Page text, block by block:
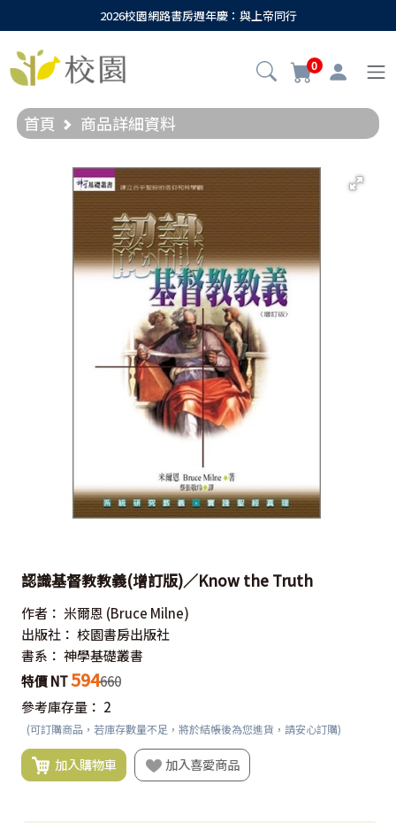
2026校園網路書房週年慶：與上帝同行
0
首頁 商品詳細資料
認識基督教教義(增訂版)／Know the Truth
作者： 米爾恩 (Bruce Milne)
出版社： 校園書房出版社
書系： 神學基礎叢書
特價 NT594660
參考庫存量： 2
(可訂購商品，若庫存數量不足，將於結帳後為您進貨，請安心訂購)
加入購物車 加入喜愛商品